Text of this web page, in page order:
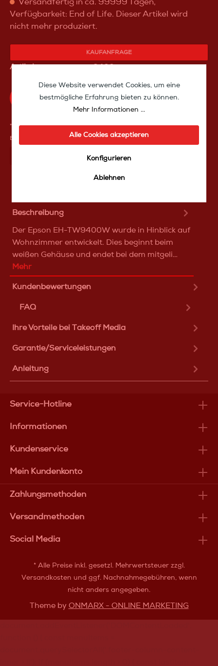
Verfügbarkeit: End of Life. Dieser Artikel wird
nicht mehr produziert.
KAUFANFRAGE
Artikelnummer:epson9400w
Produktfrage an das TakeoffMedia24 Team
**Aufgrund von Neuberechnungen im Warenkorb sind abweichende
Endpreise möglich.
Mit Frеunden teilen Über WhatѕApp anfragеn
Beschreibung
Der Epson EH-TW9400W wurde in Hinblick auf
Wohnzimmer entwickelt. Dies beginnt beim
weißen Gehäuse und endet bei dem mitgeli…
Mehr
Kundenbewertungen
FAQ
Ihre Vorteile bei Takeoff Media
Garantie/Serviceleistungen
Anleitung
Service-Hotline
Informationen
Kundenservice
Mein Kundenkonto
Zahlungsmethoden
Versandmethoden
Social Media
* Alle Preise inkl. gesetzl. Mehrwertsteuer zzgl.
Versandkosten und ggf. Nachnahmegebühren, wenn
nicht anders angegeben.
Theme by ONMARX - ONLINE MARKETING
Diese Website verwendet Cookies, um eine
bestmögliche Erfahrung bieten zu können.
Mehr Informationen ...
Alle Cookies akzeptieren
Konfigurieren
Ablehnen